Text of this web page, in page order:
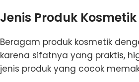
Jenis Produk
Beragam produk kosmetik
karena sifatnya yang praktis,
jenis produk yang cocok